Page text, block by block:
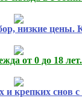
низкие цены.
от 0 до 18
и крепких снов